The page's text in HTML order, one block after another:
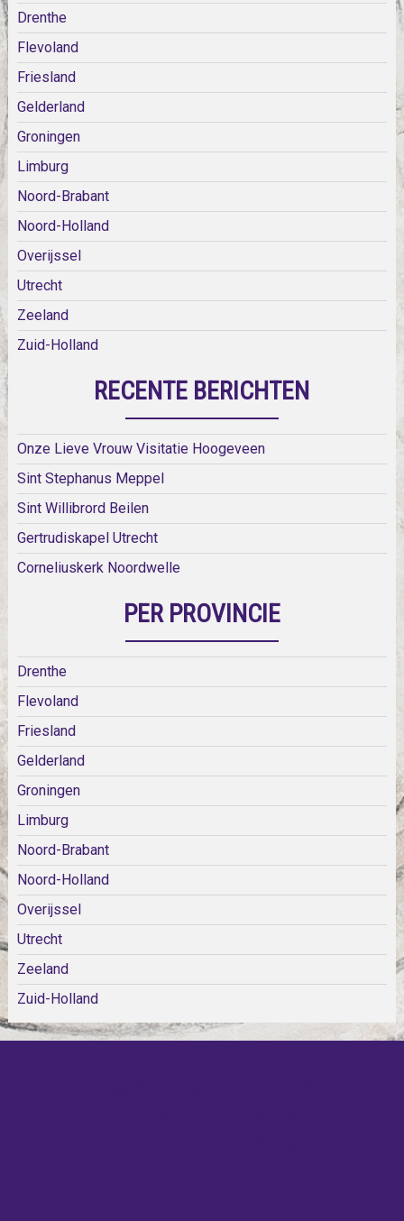
Drenthe
Flevoland
Friesland
Gelderland
Groningen
Limburg
Noord-Brabant
Noord-Holland
Overijssel
Utrecht
Zeeland
Zuid-Holland
RECENTE BERICHTEN
Onze Lieve Vrouw Visitatie Hoogeveen
Sint Stephanus Meppel
Sint Willibrord Beilen
Gertrudiskapel Utrecht
Corneliuskerk Noordwelle
PER PROVINCIE
Drenthe
Flevoland
Friesland
Gelderland
Groningen
Limburg
Noord-Brabant
Noord-Holland
Overijssel
Utrecht
Zeeland
Zuid-Holland